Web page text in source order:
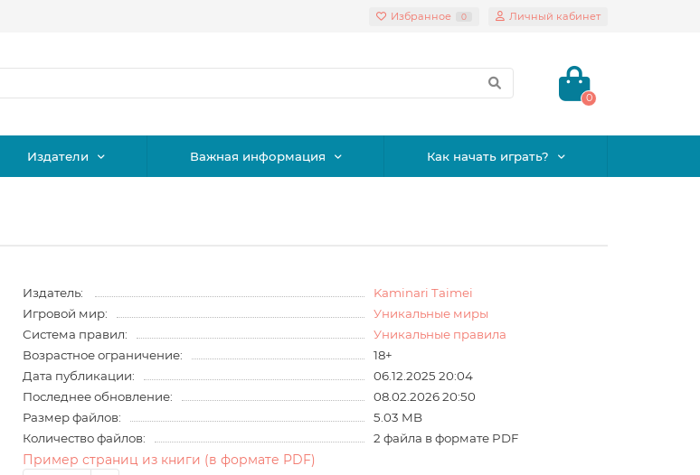
Избранное 0 Личный кабинет
0
Издатели Важная информация Как начать играть?
Издатель:
Kaminari Taimei
Игровой мир:
Уникальные миры
Система правил:
Уникальные правила
Возрастное ограничение:
18+
Дата публикации:
06.12.2025 20:04
Последнее обновление:
08.02.2026 20:50
Размер файлов:
5.03 MB
Количество файлов:
2 файла в формате PDF
Пример страниц из книги (в формате PDF)